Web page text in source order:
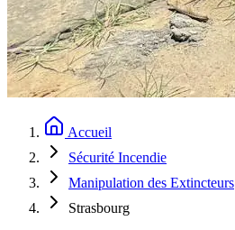
Accueil
Sécurité Incendie
Manipulation des Extincteurs
Strasbourg